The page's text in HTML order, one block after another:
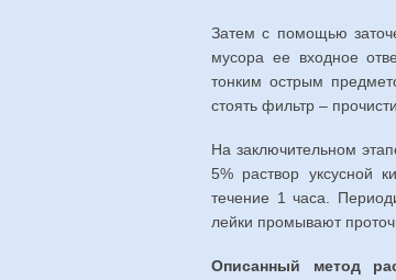
Затем с помощью
мусора ее входное
тонким острым
стоять фильтр –
На заключительном
5% раствор уксусной
течение 1 часа.
лейки промывают
Описанный метод